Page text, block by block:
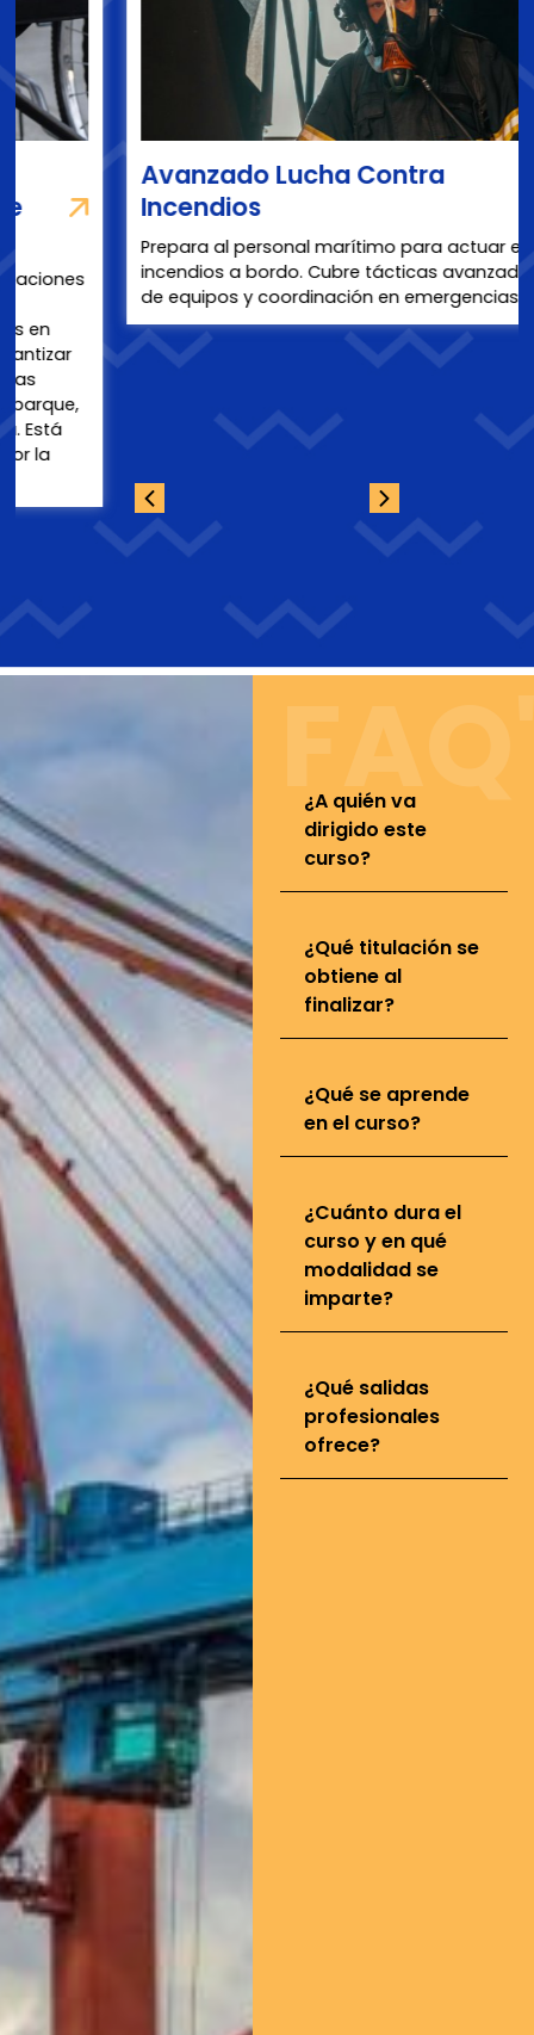
Avanzado Lucha Contra
Incendios
Prepara al personal marítimo para actuar en
incendios a bordo. Cubre tácticas avanzadas, uso
de equipos y coordinación en emergencias.
¿A quién va
dirigido este
curso?
¿Qué titulación se
obtiene al
finalizar?
¿Qué se aprende
en el curso?
¿Cuánto dura el
curso y en qué
modalidad se
imparte?
¿Qué salidas
profesionales
ofrece?